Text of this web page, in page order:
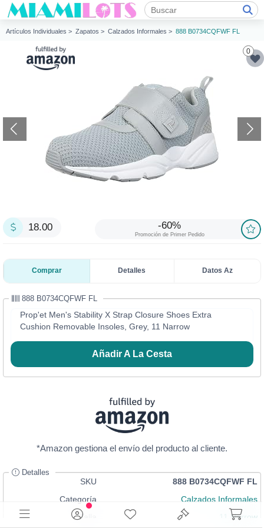
Artículos Individuales > Zapatos > Calzados Informales > 888 B0734CQFWF FL
0
18.00 -60%
Promoción de Primer Pedido
Comprar Detalles Datos Az
888 B0734CQFWF FL
Prop'et Men's Stability X Strap Closure Shoes Extra
Cushion Removable Insoles, Grey, 11 Narrow
Añadir A La Cesta
*Amazon gestiona el envío del producto al cliente.
Detalles
SKU
888 B0734CQFWF FL
Categoría
Calzados Informales
Talla
11 Narrow